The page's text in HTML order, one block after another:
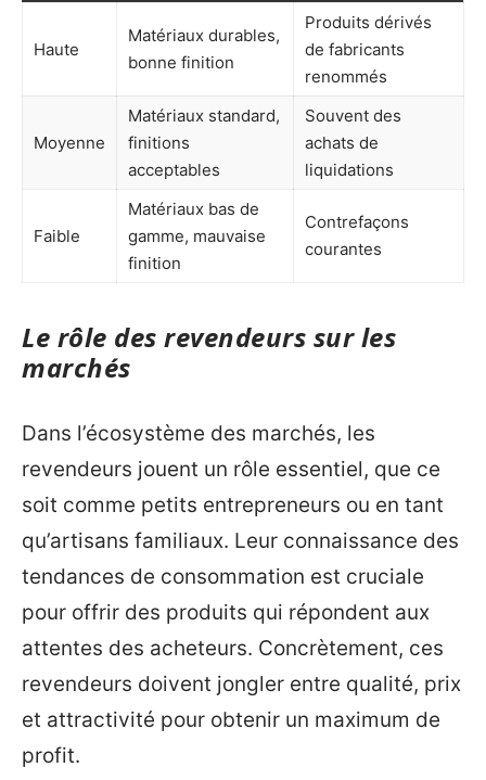
Haute
Matériaux durables,
bonne finition
Produits dérivés
de fabricants
renommés
Moyenne
Matériaux standard,
finitions
acceptables
Souvent des
achats de
liquidations
Faible
Matériaux bas de
gamme, mauvaise
finition
Contrefaçons
courantes
Le rôle des revendeurs sur les
marchés
Dans l’écosystème des marchés, les
revendeurs jouent un rôle essentiel, que ce
soit comme petits entrepreneurs ou en tant
qu’artisans familiaux. Leur connaissance des
tendances de consommation est cruciale
pour offrir des produits qui répondent aux
attentes des acheteurs. Concrètement, ces
revendeurs doivent jongler entre qualité, prix
et attractivité pour obtenir un maximum de
profit.